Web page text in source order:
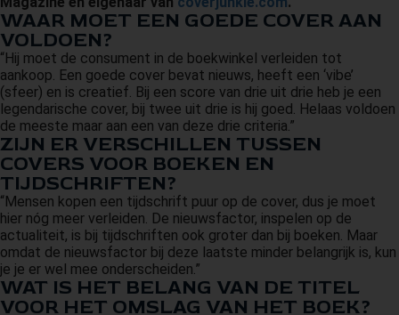
WAAR MOET EEN GOEDE COVER AAN
VOLDOEN?
“Hij moet de consument in de boekwinkel verleiden tot
aankoop. Een goede cover bevat nieuws, heeft een ‘vibe’
(sfeer) en is creatief. Bij een score van drie uit drie heb je een
legendarische cover, bij twee uit drie is hij goed. Helaas voldoen
de meeste maar aan een van deze drie criteria.”
ZIJN ER VERSCHILLEN TUSSEN
COVERS VOOR BOEKEN EN
TIJDSCHRIFTEN?
“Mensen kopen een tijdschrift puur op de cover, dus je moet
hier nóg meer verleiden. De nieuwsfactor, inspelen op de
actualiteit, is bij tijdschriften ook groter dan bij boeken. Maar
omdat de nieuwsfactor bij deze laatste minder belangrijk is, kun
je je er wel mee onderscheiden.”
WAT IS HET BELANG VAN DE TITEL
VOOR HET OMSLAG VAN HET BOEK?
website-
van